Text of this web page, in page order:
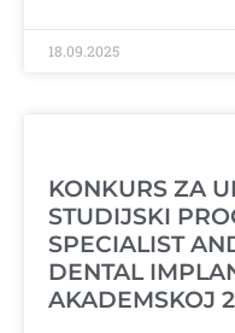
18.09.2025
KONKURS ZA
STUDIJSKI
SPECIALIST
DENTAL
AKADEMSKOJ